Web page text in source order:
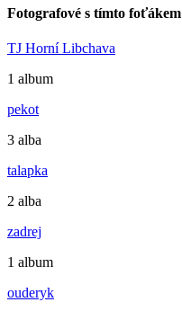
Fotografové s tímto foťákem
TJ Horní Libchava
1 album
pekot
3 alba
talapka
2 alba
zadrej
1 album
ouderyk